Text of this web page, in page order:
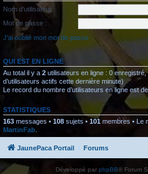
Nom d’utilisateur :
Mot de passe :
J’ai oublié mon mot de passe
QUI EST EN LIGNE
Au total il y a 2 utilisateurs en ligne : 0
d’utilisateurs actifs cette dernière minute)
Le record du nombre d’utilisateurs en ligne est de
STATISTIQUES
163 messages • 108 sujets • 101 membres • Le
MartinFab
JaunePaca Portail Forums
Développé par phpBB® Forum